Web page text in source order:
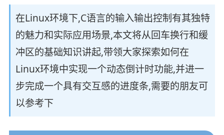
在Linux环境下,C语言的输入输出控制有其独特
的魅力和实际应用场景,本文将从回车换行和缓
冲区的基础知识讲起,带领大家探索如何在
Linux环境中实现一个动态倒计时功能,并进一
步完成一个具有交互感的进度条,需要的朋友可
以参考下